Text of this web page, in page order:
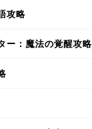
攻略
ー：魔法の覚醒攻略